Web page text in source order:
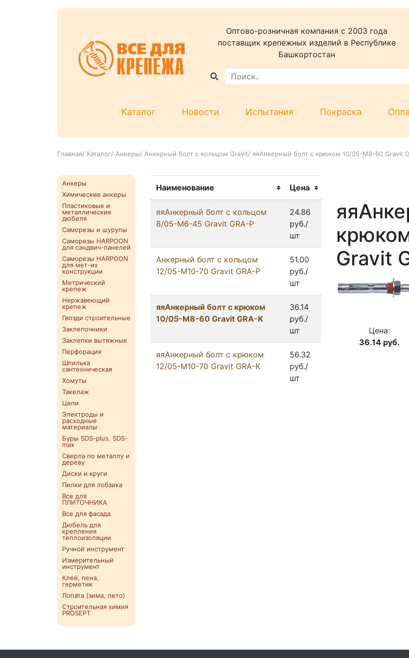
Оптово-розничная компания c 2003 года
поставщик крепежных изделий в Республике
Башкортостан
Каталог Новости Испытания Покраска
Главная/ Каталог/ Анкеры/ Анкерный болт с кольцом Gravit/ яяАнкерный болт с крюком 10/05-М8-60 Gravit
Анкеры
Химические анкеры
Пластиковые и
металлические
дюбеля
Саморезы и шурупы
Саморезы HARPOON
для сэндвич-панелей
Саморезы HARPOON
для мет-их
конструкции
Метрический
крепеж
Нержавеющий
крепеж
Гвозди строительные
Заклепочники
Заклепки вытяжные
Перфорация
Шпилька
сантехническая
Хомуты
Такелаж
Цепи
Электроды и
расходные
материалы
Буры SDS-plus. SDS-
max
Сверла по металлу и
дереву
Диски и круги
Пилки для лобзика
Все для
ПЛИТОЧНИКА
Все для фасада
Дюбель для
крепления
теплоизоляции
Ручной инструмент
Измерительный
инструмент
Клей, пена,
герметик
Лопата (зима, лето)
Строительная химия
PROSEPT
Наименование Цена
яяАнкерный болт с кольцом
8/05-М6-45 Gravit GRA-P
24.86
руб./
шт
Анкерный болт с кольцом
12/05-М10-70 Gravit GRA-P
51.00
руб./
шт
яяАнкерный болт с крюком
10/05-М8-60 Gravit GRA-K
36.14
руб./
шт
яяАнкерный болт с крюком
12/05-М10-70 Gravit GRA-K
56.32
руб./
шт
Gravit
Цена:
36.14 руб.